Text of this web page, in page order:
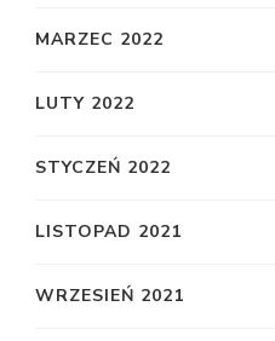
MARZEC 2022
LUTY 2022
STYCZEŃ 2022
LISTOPAD 2021
WRZESIEŃ 2021